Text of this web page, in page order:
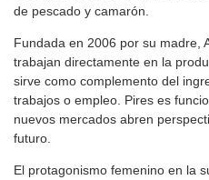
de pescado y camarón.
Fundada en 2006 por su madre,
trabajan directamente en la
sirve como complemento del
trabajos o empleo. Pires es
nuevos mercados abren
futuro.
El protagonismo femenino en la